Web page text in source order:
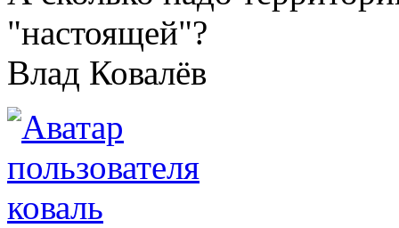
"настоящей"?
Влад Ковалёв
коваль